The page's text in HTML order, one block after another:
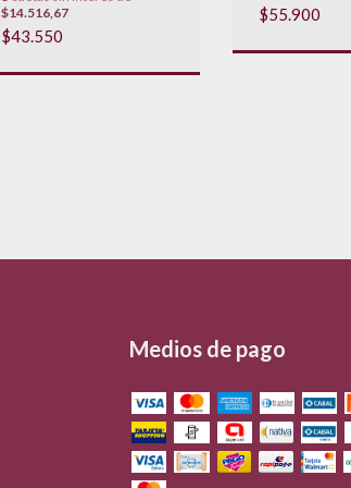
$14.516,67
$43.550
$55.900
Medios de pago